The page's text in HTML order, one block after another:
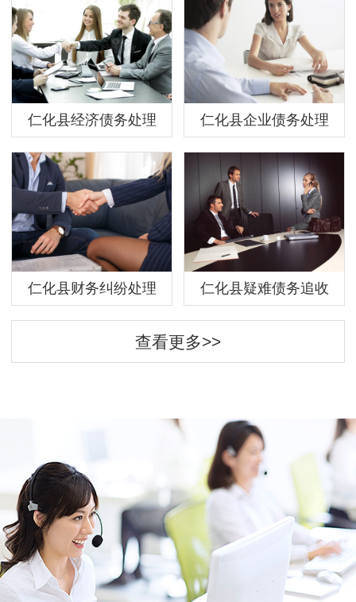
仁化县经济债务处理 仁化县企业债务处理
仁化县财务纠纷处理 仁化县疑难债务追收
查看更多>>